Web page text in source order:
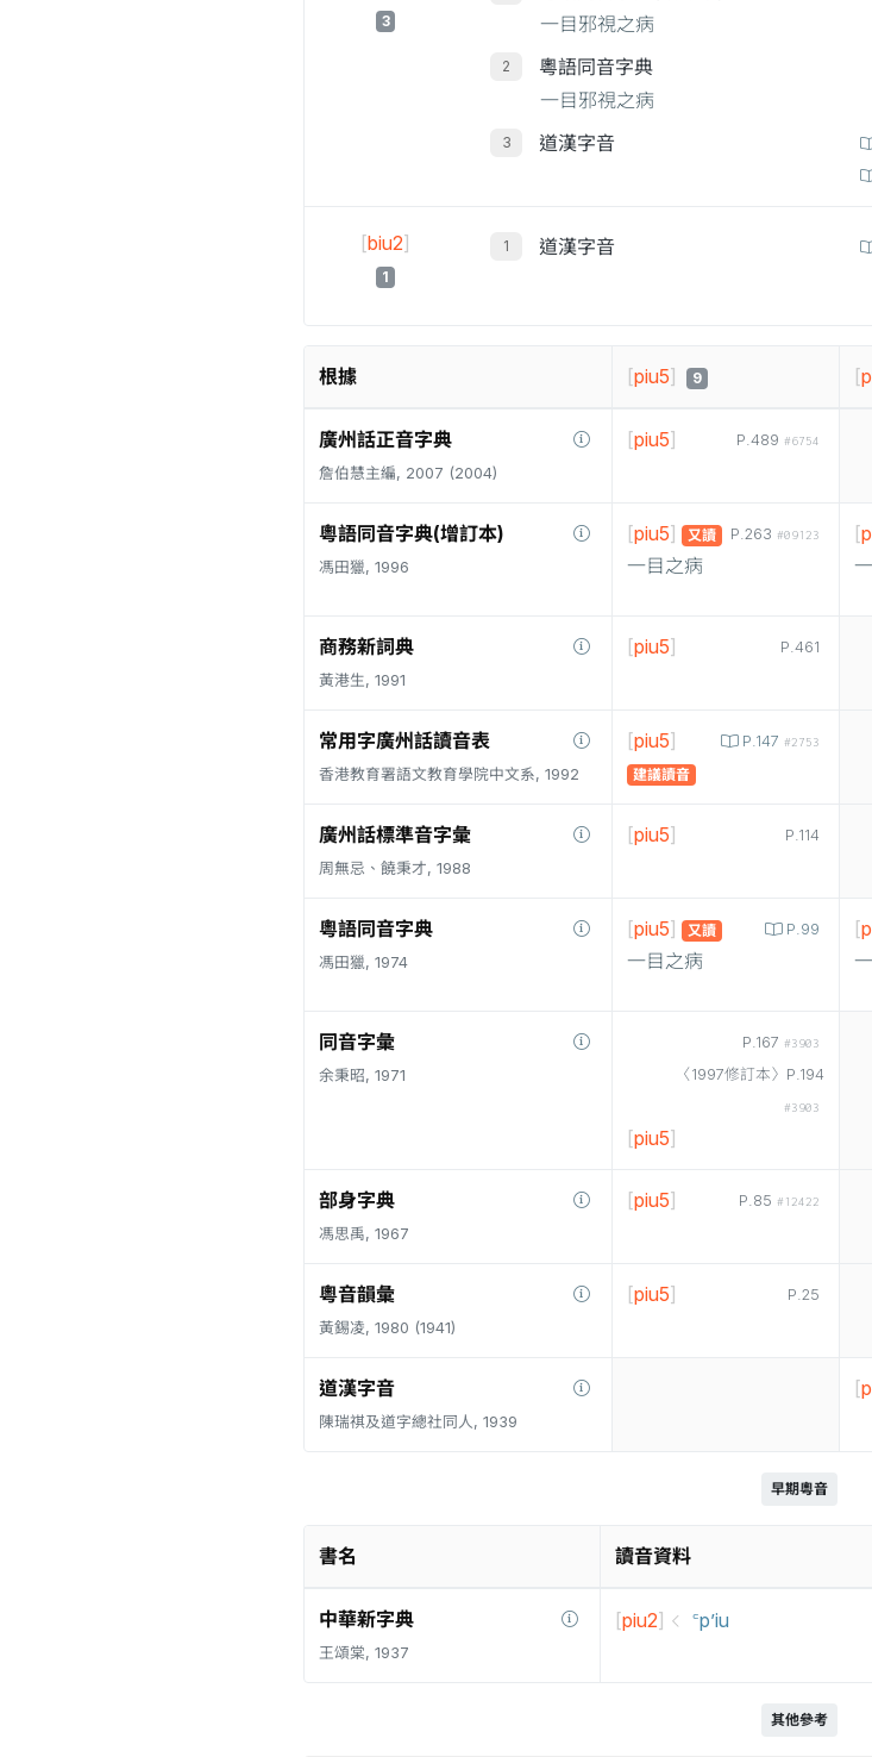
3
一目邪視之病
粵語同音字典
一目邪視之病
道漢字音
[biu2]
1
道漢字音
根據 [piu5] 9 [
廣州話正音字典
詹伯慧主編, 2007 (2004)
P.489 #6754
[piu5]
粵語同音字典(增訂本)
馮田獵, 1996
P.263 #09123
[piu5] 又讀
一目之病
[
商務新詞典
黃港生, 1991
P.461
[piu5]
常用字廣州話讀音表
香港教育署語文教育學院中文系, 1992
P.147 #2753
[piu5]
建議讀音
廣州話標準音字彙
周無忌、饒秉才, 1988
P.114
[piu5]
粵語同音字典
馮田獵, 1974
P.99
[piu5] 又讀
一目之病
[
同音字彙
余秉昭, 1971
P.167 #3903
〈1997修訂本〉P.194
#3903
[piu5]
部身字典
馮思禹, 1967
P.85 #12422
[piu5]
粵音韻彙
黃錫凌, 1980 (1941)
P.25
[piu5]
道漢字音
陳瑞祺及道字總社同人, 1939
[
早期粵音
書名 讀音資料
中華新字典
王頌棠, 1937
[piu2] ꜂p’iu
其他參考